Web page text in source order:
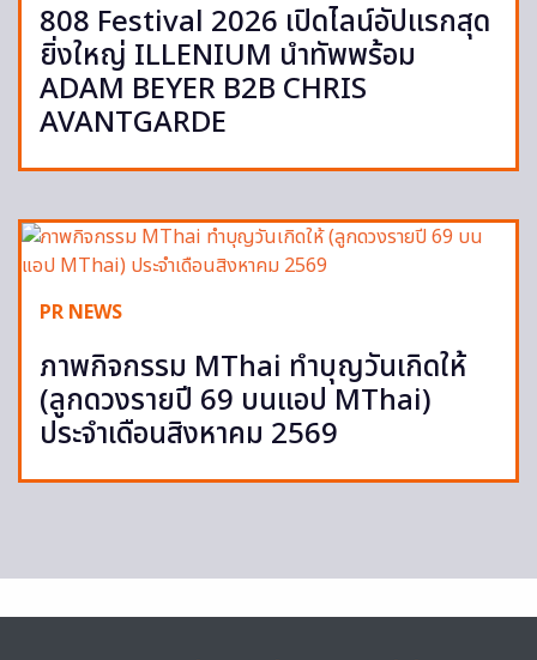
808 Festival 2026 เปิดไลน์อัปแรกสุด
ยิ่งใหญ่ ILLENIUM นำทัพพร้อม
ADAM BEYER B2B CHRIS
AVANTGARDE
PR NEWS
ภาพกิจกรรม MThai ทำบุญวันเกิดให้
(ลูกดวงรายปี 69 บนแอป MThai)
ประจำเดือนสิงหาคม 2569